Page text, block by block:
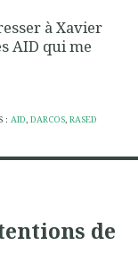
à Xavier
AID qui me
:AID,DARCOS,RASED
de